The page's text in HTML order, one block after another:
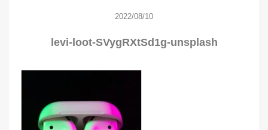
2022/08/10
levi-loot-SVygRXtSd1g-unsplash